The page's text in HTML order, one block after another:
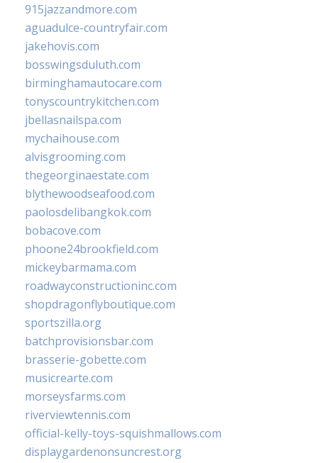
915jazzandmore.com
aguadulce-countryfair.com
jakehovis.com
bosswingsduluth.com
birminghamautocare.com
tonyscountrykitchen.com
jbellasnailspa.com
mychaihouse.com
alvisgrooming.com
thegeorginaestate.com
blythewoodseafood.com
paolosdelibangkok.com
bobacove.com
phoone24brookfield.com
mickeybarmama.com
roadwayconstructioninc.com
shopdragonflyboutique.com
sportszilla.org
batchprovisionsbar.com
brasserie-gobette.com
musicrearte.com
morseysfarms.com
riverviewtennis.com
official-kelly-toys-squishmallows.com
displaygardenonsuncrest.org